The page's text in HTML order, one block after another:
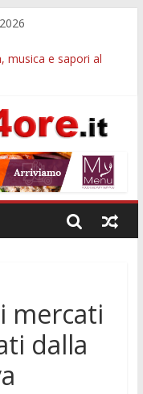
musica e sapori al
contadina apre gratis
sold out, Tribano
Addormentata arriva
milioni per formare
mercati
dalla